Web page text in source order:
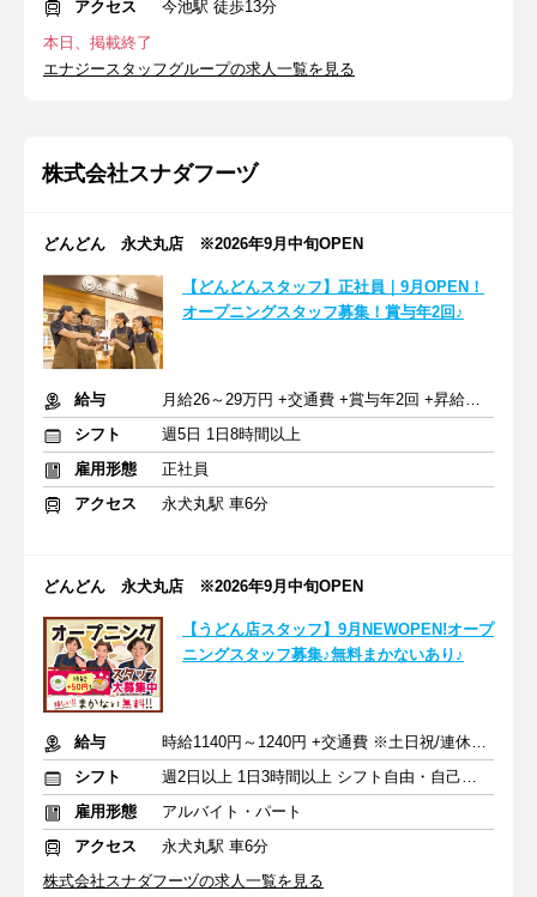
アクセス
今池駅 徒歩13分
本日、掲載終了
エナジースタッフグループの求人一覧を見る
株式会社スナダフーヅ
どんどん 永犬丸店 ※2026年9月中旬OPEN
【どんどんスタッフ】正社員｜9月OPEN！
オープニングスタッフ募集！賞与年2回♪
給与
月給26～29万円 +交通費 +賞与年2回 +昇給年1回
シフト
週5日 1日8時間以上
雇用形態
正社員
アクセス
永犬丸駅 車6分
どんどん 永犬丸店 ※2026年9月中旬OPEN
【うどん店スタッフ】9月NEWOPEN!オープ
ニングスタッフ募集♪無料まかないあり♪
給与
時給1140円～1240円 +交通費 ※土日祝/連休は時給50円アップ
シフト
週2日以上 1日3時間以上 シフト自由・自己申告
雇用形態
アルバイト・パート
アクセス
永犬丸駅 車6分
株式会社スナダフーヅの求人一覧を見る